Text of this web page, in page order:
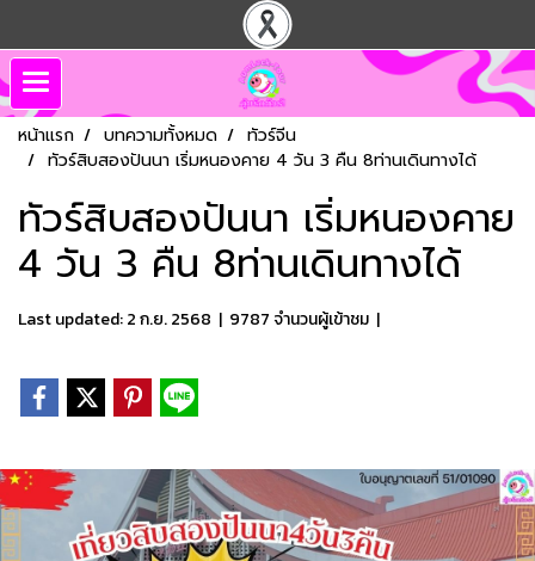
หน้าแรก บทความทั้งหมด
ทัวร์จีน
ทัวร์สิบสองปันนา เริ่มหนองคาย 4 วัน 3 คืน 8ท่านเดินทางได้
ทัวร์สิบสองปันนา เริ่มหนองคาย
4 วัน 3 คืน 8ท่านเดินทางได้
Last updated: 2 ก.ย. 2568 | 9787 จำนวนผู้เข้าชม |